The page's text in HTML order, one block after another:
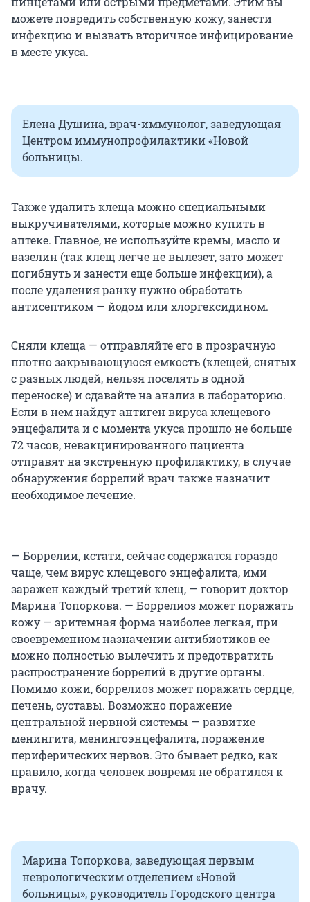
можете повредить собственную кожу, занести
инфекцию и вызвать вторичное инфицирование
в месте укуса.
Елена Душина, врач-иммунолог, заведующая
Центром иммунопрофилактики «Новой
больницы.
Также удалить клеща можно специальными
выкручивателями, которые можно купить в
аптеке. Главное, не используйте кремы, масло и
вазелин (так клещ легче не вылезет, зато может
погибнуть и занести еще больше инфекции), а
после удаления ранку нужно обработать
антисептиком — йодом или хлоргексидином.
Сняли клеща — отправляйте его в прозрачную
плотно закрывающуюся емкость (клещей, снятых
с разных людей, нельзя поселять в одной
переноске) и сдавайте на анализ в лабораторию.
Если в нем найдут антиген вируса клещевого
энцефалита и с момента укуса прошло не больше
72 часов, невакцинированного пациента
отправят на экстренную профилактику, в случае
обнаружения боррелий врач также назначит
необходимое лечение.
— Боррелии, кстати, сейчас содержатся гораздо
чаще, чем вирус клещевого энцефалита, ими
заражен каждый третий клещ, — говорит доктор
Марина Топоркова. — Боррелиоз может поражать
кожу — эритемная форма наиболее легкая, при
своевременном назначении антибиотиков ее
можно полностью вылечить и предотвратить
распространение боррелий в другие органы.
Помимо кожи, боррелиоз может поражать сердце,
печень, суставы. Возможно поражение
центральной нервной системы — развитие
менингита, менингоэнцефалита, поражение
периферических нервов. Это бывает редко, как
правило, когда человек вовремя не обратился к
врачу.
Марина Топоркова, заведующая первым
неврологическим отделением «Новой
больницы», руководитель Городского центра